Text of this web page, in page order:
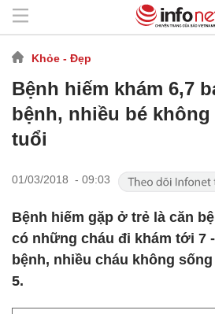
Khỏe - Đẹp
Bệnh hiếm khám 6,7
bệnh, nhiều bé
tuổi
01/03/2018 - 09:03
Bệnh hiếm gặp ở trẻ là căn
có những cháu đi khám tới 7
bệnh, nhiều cháu không
5.